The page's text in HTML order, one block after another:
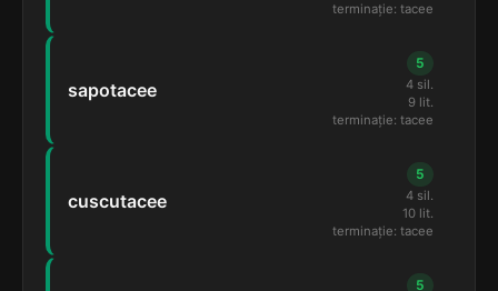
terminație: tacee
sapotacee
5
4 sil.
9 lit.
terminație: tacee
cuscutacee
5
4 sil.
10 lit.
terminație: tacee
5